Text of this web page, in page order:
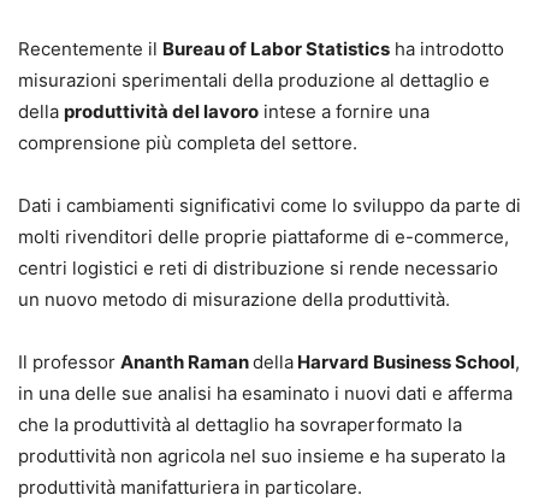
Recentemente il Bureau of Labor Statistics ha introdotto
misurazioni sperimentali della produzione al dettaglio e
della produttività del lavoro intese a fornire una
comprensione più completa del settore.
Dati i cambiamenti significativi come lo sviluppo da parte di
molti rivenditori delle proprie piattaforme di e-commerce,
centri logistici e reti di distribuzione si rende necessario
un nuovo metodo di misurazione della produttività.
Il professor Ananth Ramandella Harvard Business School,
in una delle sue analisi ha esaminato i nuovi dati e afferma
che la produttività al dettaglio ha sovraperformato la
produttività non agricola nel suo insieme e ha superato la
produttività manifatturiera in particolare.